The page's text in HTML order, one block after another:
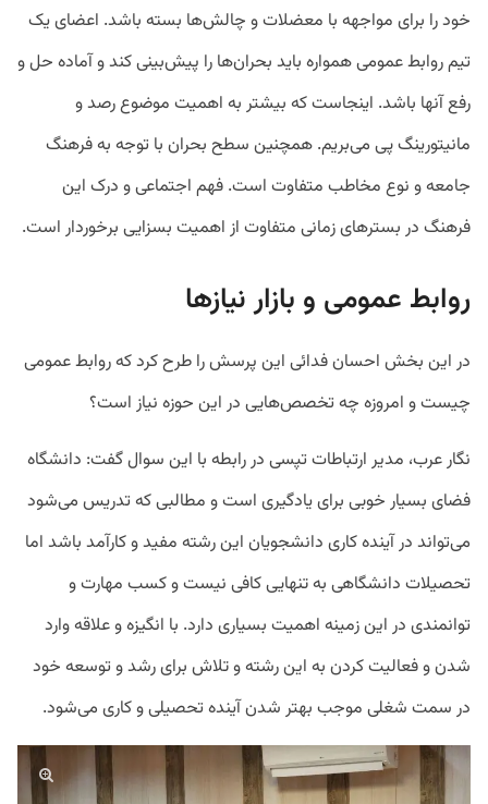
خود را برای مواجهه با معضلات و چالش‌ها بسته باشد. اعضای یک
تیم روابط عمومی همواره باید بحران‌ها را پیش‌بینی کند و آماده حل و
رفع آنها باشد. اینجاست که بیشتر به اهمیت موضوع رصد و
مانیتورینگ پی‌ می‌بریم. همچنین سطح بحران با توجه به فرهنگ
جامعه و نوع مخاطب متفاوت است. فهم اجتماعی و درک این
فرهنگ در بسترهای زمانی متفاوت از اهمیت بسزایی برخوردار است.
روابط عمومی و بازار نیازها
در این بخش احسان فدائی این پرسش را طرح کرد که روابط عمومی
چیست و امروزه چه تخصص‌هایی در این حوزه نیاز است؟
نگار عرب، مدیر ارتباطات تپسی در رابطه با این سوال گفت: دانشگاه
فضای بسیار خوبی برای یادگیری است و مطالبی که تدریس می‌شود
می‌تواند در آینده کاری دانشجویان این رشته مفید و کارآمد باشد اما
تحصیلات دانشگاهی به تنهایی کافی نیست و کسب مهارت و
توانمندی در این زمینه اهمیت بسیاری دارد. با انگیزه و علاقه وارد
شدن و فعالیت کردن به این رشته و تلاش برای رشد و توسعه خود
در سمت شغلی موجب بهتر شدن آینده تحصیلی و کاری می‌شود.